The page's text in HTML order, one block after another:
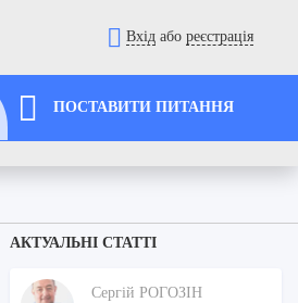
Вхід або реєстрація
ПОСТАВИТИ ПИТАННЯ
АКТУАЛЬНІ СТАТТІ
Сергій РОГОЗІН